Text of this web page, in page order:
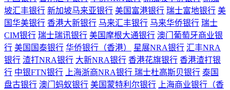
坡汇丰银行 新加坡马来亚银行 美国富港银行 瑞士富地银行 美
国华美银行 香港大新银行 马来汇丰银行 马来华侨银行 瑞士
CIM银行 瑞士瑞讯银行 美国摩根大通银行 澳门葡萄牙商业银
行 美国国泰银行 华侨银行（香港） 星展NRA银行 汇丰NRA
银行 渣打NRA银行 大新NRA银行 香港花旗银行 香港渣打银
行 中银FTN银行 上海浙商NRA银行 瑞士杜高斯贝银行 泰国
盘古银行 澳门蚂蚁银行 美国蒙特利尔银行
上海商业银行（香